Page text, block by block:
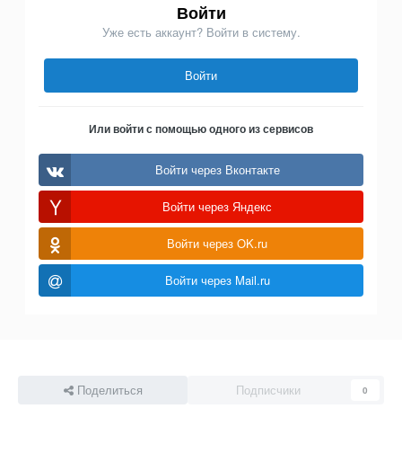
Войти
Уже есть аккаунт? Войти в систему.
Войти
Или войти с помощью одного из сервисов
Войти через Вконтакте
Войти через Яндекс
Войти через OK.ru
Войти через Mail.ru
Поделиться Подписчики 0